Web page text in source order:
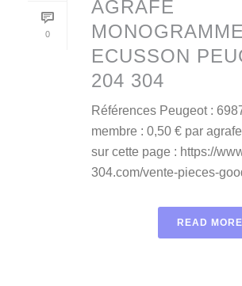
0
AGRAFE
ECUSSON
204 304
Références Peugeot :
membre : 0,50 € par
sur cette page : https://
304.com/vente-pieces-
READ MORE